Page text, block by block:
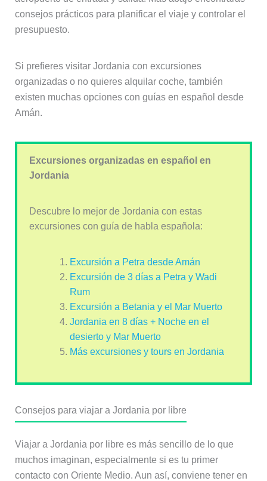
consejos prácticos para planificar el viaje y controlar el
presupuesto.
Si prefieres visitar Jordania con excursiones
organizadas o no quieres alquilar coche, también
existen muchas opciones con guías en español desde
Amán.
Excursiones organizadas en español en
Jordania
Descubre lo mejor de Jordania con estas
excursiones con guía de habla española:
Excursión a Petra desde Amán
Excursión de 3 días a Petra y Wadi
Rum
Excursión a Betania y el Mar Muerto
Jordania en 8 días + Noche en el
desierto y Mar Muerto
Más excursiones y tours en Jordania
Consejos para viajar a Jordania por libre
Viajar a Jordania por libre es más sencillo de lo que
muchos imaginan, especialmente si es tu primer
contacto con Oriente Medio. Aun así, conviene tener en